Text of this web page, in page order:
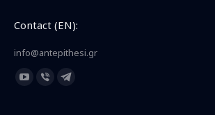
Contact (EN):
info@antepithesi.gr
Find us on:
YouTubeViberTelegram